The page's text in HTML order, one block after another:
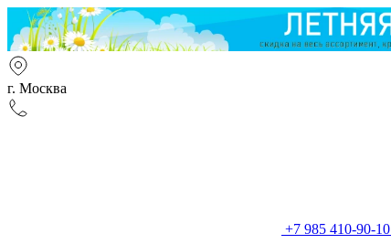
г. Москва
+7 985 410-90-10